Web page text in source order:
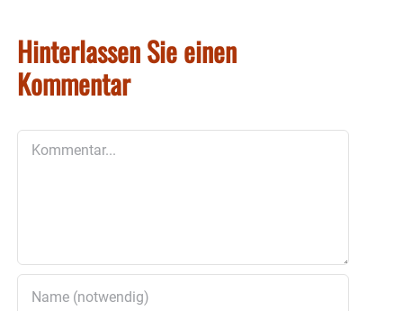
Hinterlassen Sie einen
Kommentar